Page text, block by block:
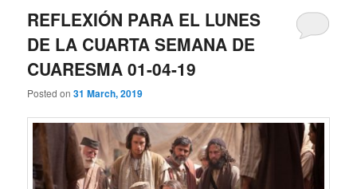
REFLEXIÓN PARA EL LUNES
DE LA CUARTA SEMANA DE
CUARESMA 01-04-19
Posted on31 March, 2019